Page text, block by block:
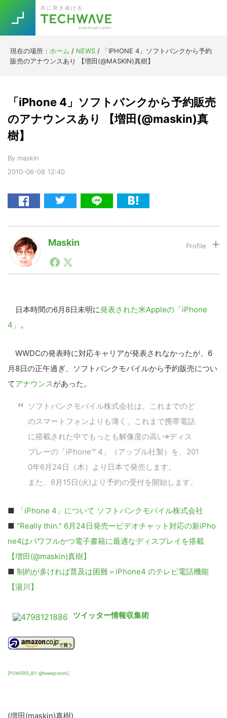
primary
navigation
main
content
primary
sidebar
footer
共に突き抜ける
現在の場所： ホーム / NEWS / 「IPHONE 4」ソフトバンクから予約
販売のアナウンスあり 【増田(@MASKIN)真樹】
2010-06-08 12:40
「iPhone 4」ソフトバンクから予約販売
のアナウンスあり 【増田(@maskin)真
樹】
By maskin
Maskin
1990年代初頭から記者としてまた起業家としてITスタ
ートアップ業界のハードウェアからソフトウェアの事業
生から普及成長までを最前線で見てきた生き字引として
注目される。通信キャリアのニュースポータルの創業デ
注力中。
日本時間の6月8日未明に発表された米Appleの「iPhone
4」 。
WWDCの発表時に対応キャリアが発表されなかったが、6
月8日の正午過ぎ、ソフトバンクモバイルから予約販売につい
てアナウンスがあった。
ソフトバンクモバイル株式会社は、これまでのど
のスマートフォンよりも薄く、これまで携帯電話
に搭載された中でもっとも解像度の高い※ディス
プレーの「iPhone™ 4」（アップル社製）を、201
0年6月24日（木）より日本で発売します。
また、6月15日(火)より予約の受付を開始します。
■
「iPhone 4」について ソフトバンクモバイル株式会社
■ “Really thin.” 6月24日発売ービデオチャット対応の新iPho
ne4はパワフルかつ電子書籍に最適なディスプレイを搭載
【増田(@maskin)真樹】
■ 制約が多ければ普及は困難＝iPhone4 のテレビ電話機能
【湯川】
ツイッター情報収集術
[POWERD_BY @tweejp.tools]
(増田(maskin)真樹)
TOPICS
RE:LIFE
Re:Work
AI
暗号資産
[Startup]
[Voice Edition]
[YouTube]
LINE
特集
Block Data Bank
Trend 今話題の注目キーワード
5G Asana テレワーク
Daily Weekly